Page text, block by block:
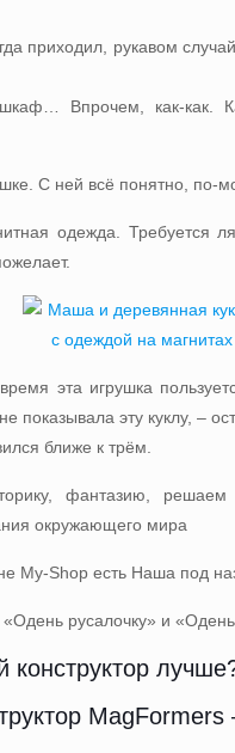
приходил, рукавом
Впрочем, как-как.
С ней всё понятно, по-
одежда. Требуется
эта игрушка
показывала эту куклу, –
ближе к трём.
фантазию, решаем
окружающего мира
My-Shop есть Наша под
«Одень русалочку» и
конструктор